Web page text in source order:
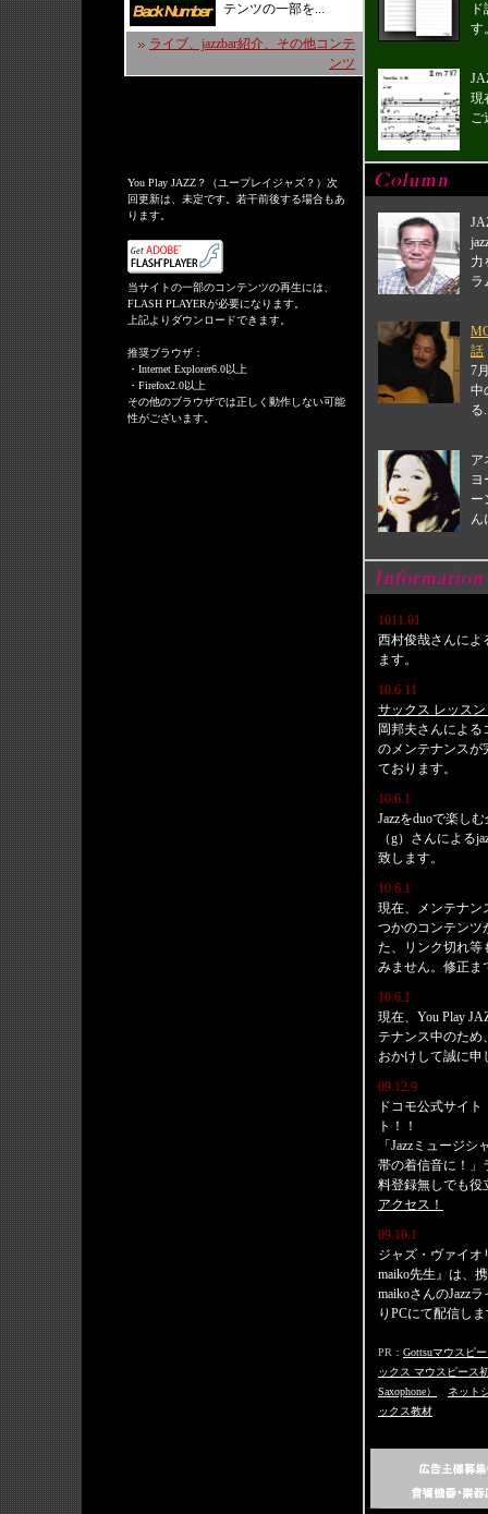
テンツの一部を...
ライブ、jazzbar紹介、その他コンテ
ンツ
You Play JAZZ？（ユープレイジャズ？）次
回更新は、未定です。若干前後する場合もあ
ります。
当サイトの一部のコンテンツの再生には、
FLASH PLAYERが必要になります。
上記よりダウンロードできます。
推奨ブラウザ：
・Internet Explorer6.0以上
・Firefox2.0以上
その他のブラウザでは正しく動作しない可能
性がございます。
す
現
ご
力
ラ
話
7
中
る
ア
ヨ
ー
ん
1011.01
西村俊哉さんによ
ます。
10.6.11
サックス レッス
岡邦夫さんによる
のメンテナンスが
ております。
10.6.1
Jazzをduoで楽し
（g）さんによる
致します。
10.6.1
現在、メンテナン
つかのコンテンツ
た、リンク切れ等
みません。修正ま
10.6.1
現在、You Play
テナンス中のため
おかけして誠に申
09.12.9
ドコモ公式サイ
ト！！
「Jazzミュージ
帯の着信音に！」
料登録無しでも役
アクセス！
09.10.1
ジャズ・ヴァイオ
maiko先生』は、
maikoさんのJazz
りPCにて配信し
PR： Gottsuマウスピ
ックス マウスピース
Saxophone）
ネット
ックス教材